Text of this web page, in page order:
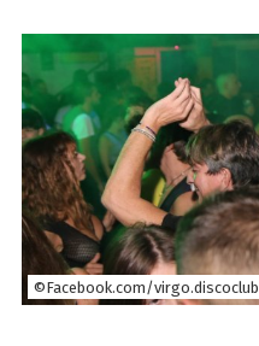
©Facebook.com/virgo.discoclub